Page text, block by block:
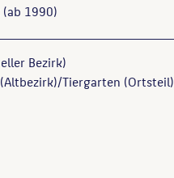
1990)
Bezirk)
Tiergarten (Ortsteil)